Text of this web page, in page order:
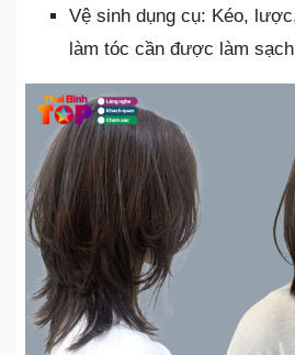
Vệ sinh dụng cụ: Kéo,
làm tóc cần được làm